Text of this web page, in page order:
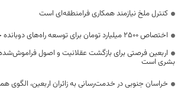
کنترل ملخ نیازمند همکاری فرامنطقه‌ای است
اختصاص 2500 میلیارد تومان برای توسعه راه‌های دوبانده خراسان جنوبی
اربعین فرصتی برای بازگشت عقلانیت و اصول
بشری است
خراسان جنوبی در خدمت‌رسانی به زائران اربعین،